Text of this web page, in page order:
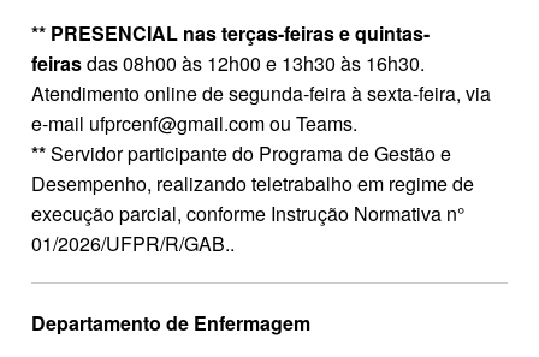
** PRESENCIAL nas terças-feiras e quintas-
feirasdas 08h00 às 12h00 e 13h30 às 16h30.
Atendimento online de segunda-feira à sexta-feira, via
e-mail ufprcenf@gmail.com ou Teams.
**Servidor participante do Programa de Gestão e
Desempenho, realizando teletrabalho em regime de
execução parcial, conforme Instrução Normativa n°
01/2026/UFPR/R/GAB..
Departamento de Enfermagem